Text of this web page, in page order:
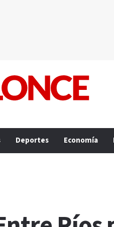
Deportes Economía